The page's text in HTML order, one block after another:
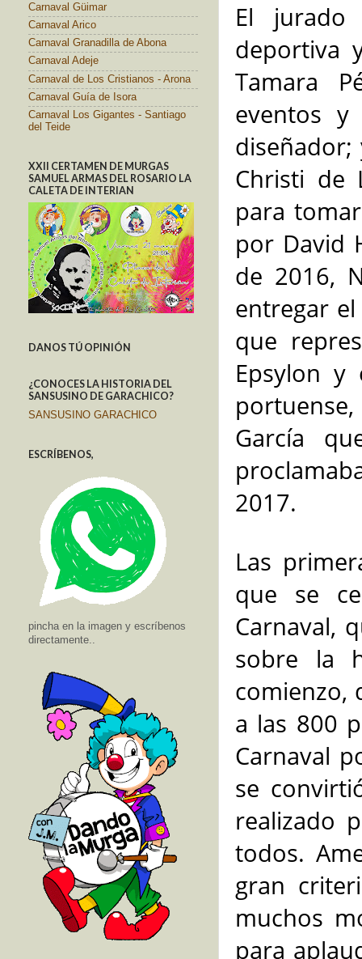
El jurado
deportiva
Tamara
eventos y
diseñador;
Christi de
para
por David
de 2016,
entregar
que
Epsylon y
portuense,
García
2017.
Las
que se
Carnaval,
sobre la
comienzo,
a las 800
Carnaval
se
realizado
todos.
gran
muchos
para
Carnaval Güimar
Carnaval Arico
Carnaval Granadilla de Abona
Carnaval Adeje
Carnaval de Los Cristianos - Arona
Carnaval Guía de Isora
Carnaval Los Gigantes - Santiago
del Teide
XXII CERTAMEN DE MURGAS
SAMUEL ARMAS DEL ROSARIO LA
CALETA DE INTERIAN
DANOS TÚ OPINIÓN
¿CONOCES LA HISTORIA DEL
SANSUSINO DE GARACHICO?
SANSUSINO GARACHICO
ESCRÍBENOS,
pincha en la imagen y escríbenos
directamente..